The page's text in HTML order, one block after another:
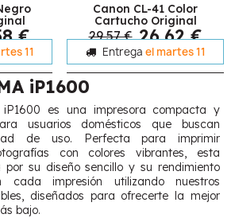
€
11
Canon CL-41 Color
Cartucho Original
29,57 € 26,62 €
Entrega el martes 11
iP1600
es una impresora compacta y
usuarios domésticos que buscan
de uso. Perfecta para imprimir
con colores vibrantes, esta
por su diseño sencillo y su rendimiento
cada impresión utilizando nuestros
diseñados para ofrecerte la mejor
bajo.